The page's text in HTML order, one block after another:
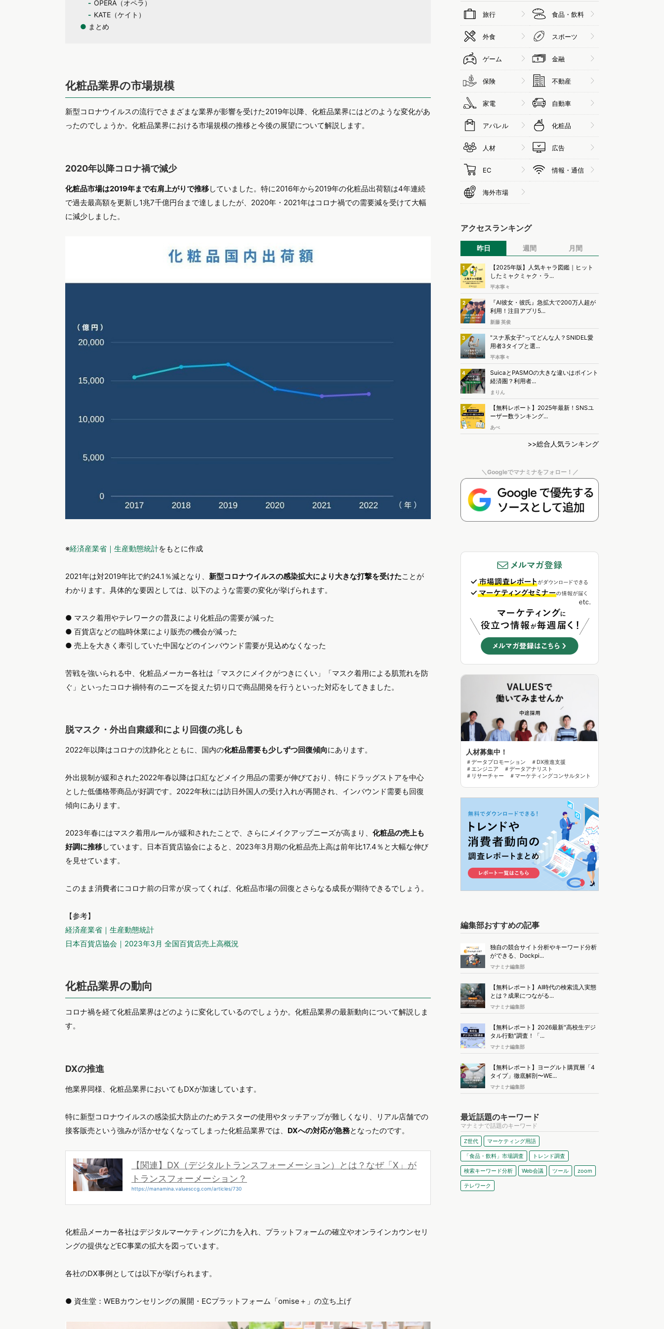
OPERA（オペラ）
KATE（ケイト）
● まとめ
化粧品業界の市場規模
新型コロナウイルスの流行でさまざまな業界が影響を受けた2019年以降、化粧品業界にはどのような変化があ
ったのでしょうか。化粧品業界における市場規模の推移と今後の展望について解説します。
2020年以降コロナ禍で減少
化粧品市場は2019年まで右肩上がりで推移していました。特に2016年から2019年の化粧品出荷額は4年連続
で過去最高額を更新し1兆7千億円台まで達しましたが、2020年・2021年はコロナ禍での需要減を受けて大幅
に減少しました。
※経済産業省｜生産動態統計をもとに作成
2021年は対2019年比で約24.1％減となり、 新型コロナウイルスの感染拡大により大きな打撃を受けたことが
わかります。具体的な要因としては、以下のような需要の変化が挙げられます。
● マスク着用やテレワークの普及により化粧品の需要が減った
● 百貨店などの臨時休業により販売の機会が減った
● 売上を大きく牽引していた中国などのインバウンド需要が見込めなくなった
苦戦を強いられる中、化粧品メーカー各社は「マスクにメイクがつきにくい」「マスク着用による肌荒れを防
ぐ」といったコロナ禍特有のニーズを捉えた切り口で商品開発を行うといった対応をしてきました。
脱マスク・外出自粛緩和により回復の兆しも
2022年以降はコロナの沈静化とともに、国内の化粧品需要も少しずつ回復傾向にあります。
外出規制が緩和された2022年春以降は口紅などメイク用品の需要が伸びており、特にドラッグストアを中心
とした低価格帯商品が好調です。2022年秋には訪日外国人の受け入れが再開され、インバウンド需要も回復
傾向にあります。
2023年春にはマスク着用ルールが緩和されたことで、さらにメイクアップニーズが高まり、 化粧品の売上も
好調に推移しています。日本百貨店協会によると、2023年3月期の化粧品売上高は前年比17.4％と大幅な伸び
を見せています。
このまま消費者にコロナ前の日常が戻ってくれば、化粧品市場の回復とさらなる成長が期待できるでしょう。
【参考】
経済産業省｜生産動態統計
日本百貨店協会｜2023年3月 全国百貨店売上高概況
化粧品業界の動向
コロナ禍を経て化粧品業界はどのように変化しているのでしょうか。化粧品業界の最新動向について解説しま
す。
DXの推進
他業界同様、化粧品業界においてもDXが加速しています。
特に新型コロナウイルスの感染拡大防止のためテスターの使用やタッチアップが難しくなり、リアル店舗での
接客販売という強みが活かせなくなってしまった化粧品業界では、 DXへの対応が急務となったのです。
【関連】DX（デジタルトランスフォーメーション）とは？なぜ「X」が
トランスフォーメーション？
https://manamina.valuesccg.com/articles/730
化粧品メーカー各社はデジタルマーケティングに力を入れ、プラットフォームの確立やオンラインカウンセリ
ングの提供などEC事業の拡大を図っています。
各社のDX事例としては以下が挙げられます。
● 資生堂：WEBカウンセリングの展開・ECプラットフォーム「omise＋」の立ち上げ
旅行 食品・飲料
外食 スポーツ
ゲーム 金融
保険 不動産
家電 自動車
アパレル 化粧品
人材 広告
EC 情報・通信
海外市場
アクセスランキング
昨日 週間 月間
1
【2025年版】人気キャラ図鑑｜ヒット
したミャクミャク・ラ...
平本寧々
2
『AI彼女・彼氏』急拡大で200万人超が
利用！注目アプリ5...
新藤 英俊
3
"スナ系女子"ってどんな人？SNIDEL愛
用者3タイプと選...
平本寧々
4
SuicaとPASMOの大きな違いはポイント
経済圏？利用者...
まりん
5
【無料レポート】2025年最新！SNSユ
ーザー数ランキング...
あべ
>>総合人気ランキング
＼Googleでマナミナをフォロー！／
人材募集中！
＃データプロモーション ＃DX推進支援
＃エンジニア ＃データアナリスト
＃リサーチャー ＃マーケティングコンサルタント
編集部おすすめの記事
独自の競合サイト分析やキーワード分析
ができる、Dockpi...
マナミナ編集部
【無料レポート】AI時代の検索流入実態
とは？成果につながる...
マナミナ編集部
【無料レポート】2026最新"高校生デジ
タル行動"調査！「...
マナミナ編集部
【無料レポート】ヨーグルト購買層「4
タイプ」徹底解剖〜WE...
マナミナ編集部
最近話題のキーワード
マナミナで話題のキーワード
Z世代 マーケティング用語
「食品・飲料」市場調査 トレンド調査
検索キーワード分析 Web会議 ツール zoom
テレワーク